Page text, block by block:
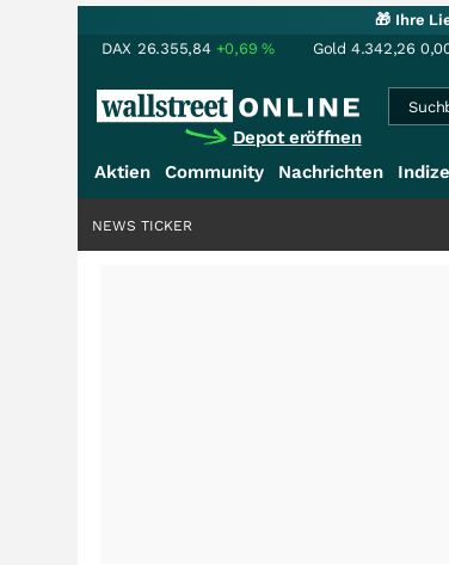
🎁 Ihre
DAX 26.355,84 +0,69% Gold 4.342,26
Depot eröffnen
Aktien Community Nachrichten
NEWS TICKER